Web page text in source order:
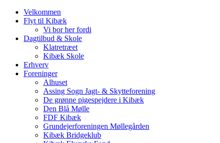
Velkommen
Flyt til Kibæk
Vi bor her fordi
Dagtilbud & Skole
Klatretræet
Kibæk Skole
Erhverv
Foreninger
Alhuset
Assing Sogn Jagt- & Skytteforening
De grønne pigespejdere i Kibæk
Den Blå Mølle
FDF Kibæk
Grundejerforeningen Møllegården
Kibæk Bridgeklub